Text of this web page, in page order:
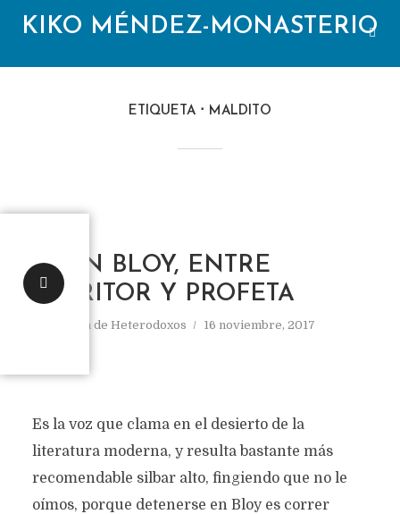
KIKO MÉNDEZ-MONASTERIO
ETIQUETA MALDITO
LEÓN BLOY, ENTRE
ESCRITOR Y PROFETA
Galería de Heterodoxos 16 noviembre, 2017
Es la voz que clama en el desierto de la
literatura moderna, y resulta bastante más
recomendable silbar alto, fingiendo que no le
oímos, porque detenerse en Bloy es correr